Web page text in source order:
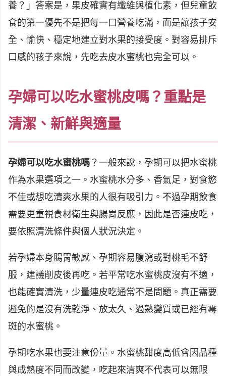
養？」答案是，果皮確實有纖維與植化素，但兒童飲
食的第一優先不是把每一口營養吃滿，而是讓孩子安
全、愉快、穩定地建立對水果的接受度。對容易排斥
口感的孩子來說，先吃去皮水蜜桃也完全可以。
孕婦可以吃水蜜桃皮嗎？重點是
清潔、新鮮與適量
孕婦可以吃水蜜桃嗎 ？一般來說，孕期可以把水蜜桃
作為水果選項之一。水蜜桃水分多、香氣足，對食慾
不佳或想吃清爽水果的人很有吸引力。不過孕期飲食
需要更重視食材衛生與腸胃反應，因此是否連皮吃，
要依照清洗條件與個人狀況決定。
若孕婦本身腸胃敏感、孕期容易腹瀉或對桃毛不舒
服，建議削皮後再吃。若平常吃水蜜桃皮沒有不適，
也能確實清洗，少量連皮吃通常不是問題。真正需要
避免的是沒有洗乾淨、放太久、過熟變質或已經有霉
斑的水蜜桃。
孕期吃水果也要注意份量。水蜜桃甜度高低會因品種
與成熟度不同而改變，吃起來清爽不代表可以無限